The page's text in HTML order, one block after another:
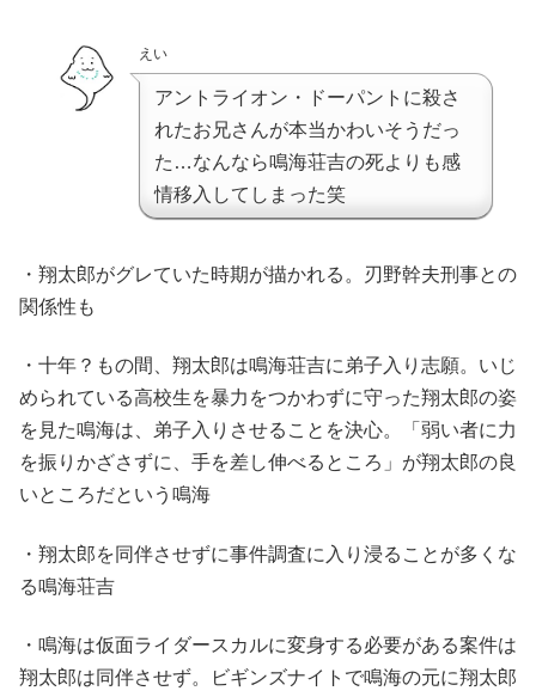
えい
アントライオン・ドーパントに殺さ
れたお兄さんが本当かわいそうだっ
た…なんなら鳴海荘吉の死よりも感
情移入してしまった笑
・翔太郎がグレていた時期が描かれる。刃野幹夫刑事との
関係性も
・十年？もの間、翔太郎は鳴海荘吉に弟子入り志願。いじ
められている高校生を暴力をつかわずに守った翔太郎の姿
を見た鳴海は、弟子入りさせることを決心。「弱い者に力
を振りかざさずに、手を差し伸べるところ」が翔太郎の良
いところだという鳴海
・翔太郎を同伴させずに事件調査に入り浸ることが多くな
る鳴海荘吉
・鳴海は仮面ライダースカルに変身する必要がある案件は
翔太郎は同伴させず。ビギンズナイトで鳴海の元に翔太郎